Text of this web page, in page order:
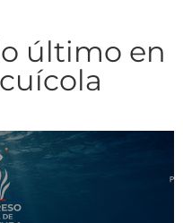
último en